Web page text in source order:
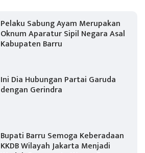
Pelaku Sabung Ayam Merupakan
Oknum Aparatur Sipil Negara Asal
Kabupaten Barru
Ini Dia Hubungan Partai Garuda
dengan Gerindra
Bupati Barru Semoga Keberadaan
KKDB Wilayah Jakarta Menjadi